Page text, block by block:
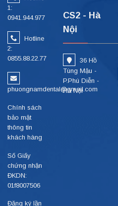
1:
0941.944.977
Hotline
2:
0855.88.22.77
phuongnamdental@gmail.com
Chính sách
bảo mật
thông tin
khách hàng
Số Giấy
chứng nhận
ĐKDN:
01f8007506
Đăng ký lần
CS2 - Hà
Nội
36 Hồ
Tùng Mậu -
P.Phú Diễn -
Hà Nội